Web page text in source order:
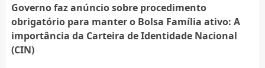
Governo faz anúncio sobre procedimento
obrigatório para manter o Bolsa Família ativo: A
importância da Carteira de Identidade Nacional
(CIN)